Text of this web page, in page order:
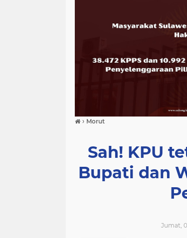
› Morut
Sah! KPU
Bupati dan
Jumat,